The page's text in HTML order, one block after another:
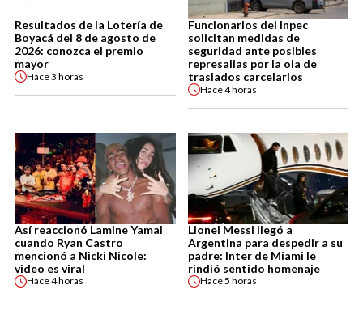
Resultados de la Lotería de
Boyacá del 8 de agosto de
2026: conozca el premio
mayor
Hace3 horas
Funcionarios del Inpec
solicitan medidas de
seguridad ante posibles
represalias por la ola de
traslados carcelarios
Hace4 horas
Así reaccionó Lamine Yamal
cuando Ryan Castro
mencionó a Nicki Nicole:
video es viral
Hace4 horas
Lionel Messi llegó a
Argentina para despedir a su
padre: Inter de Miami le
rindió sentido homenaje
Hace5 horas